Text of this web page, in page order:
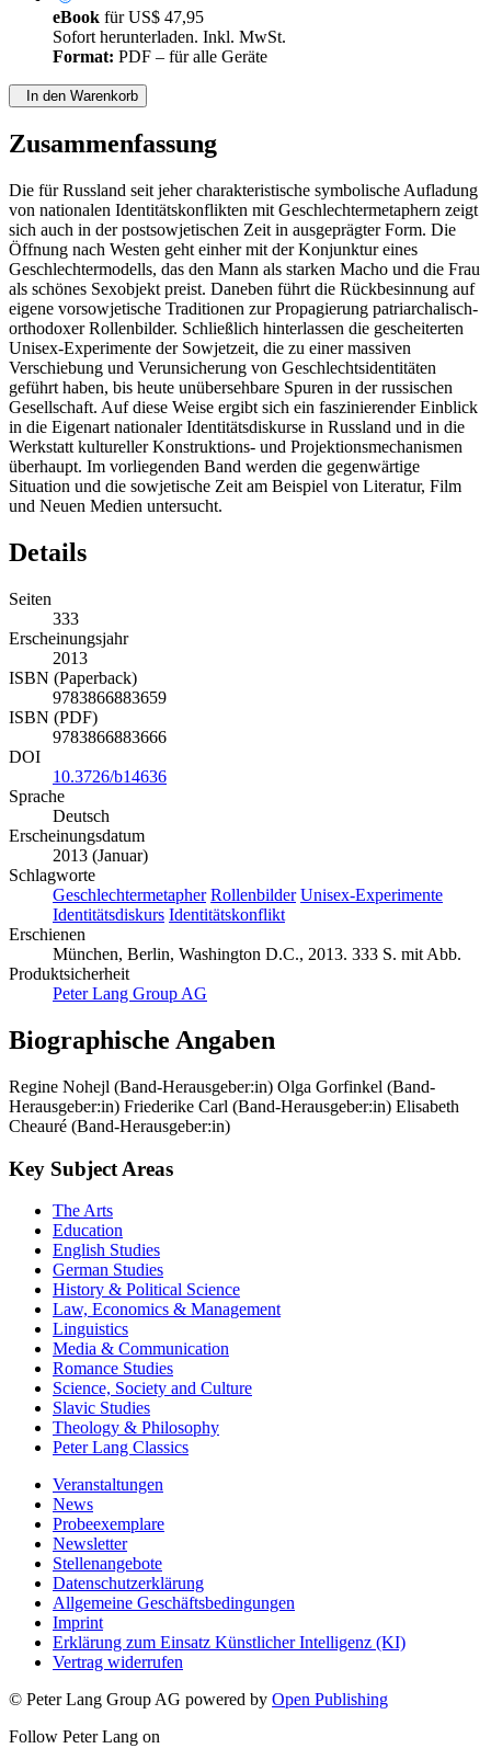
eBookfürUS$ 47,95
Sofort herunterladen. Inkl. MwSt.
Zusammenfassung
Die für Russland seit jeher charakteristische symbolische Aufladung
von nationalen Identitätskonflikten mit Geschlechtermetaphern zeigt
sich auch in der postsowjetischen Zeit in ausgeprägter Form. Die
Öffnung nach Westen geht einher mit der Konjunktur eines
Geschlechtermodells, das den Mann als starken Macho und die Frau
als schönes Sexobjekt preist. Daneben führt die Rückbesinnung auf
eigene vorsowjetische Traditionen zur Propagierung patriarchalisch-
orthodoxer Rollenbilder. Schließlich hinterlassen die gescheiterten
Unisex-Experimente der Sowjetzeit, die zu einer massiven
Verschiebung und Verunsicherung von Geschlechtsidentitäten
geführt haben, bis heute unübersehbare Spuren in der russischen
Gesellschaft. Auf diese Weise ergibt sich ein faszinierender Einblick
in die Eigenart nationaler Identitätsdiskurse in Russland und in die
Werkstatt kultureller Konstruktions- und Projektionsmechanismen
überhaupt. Im vorliegenden Band werden die gegenwärtige
Situation und die sowjetische Zeit am Beispiel von Literatur, Film
333
Erscheinungsjahr
2013
ISBN (Paperback)
9783866883659
ISBN (PDF)
10.3726/b14636
Sprache
Deutsch
Erscheinungsdatum
2013 (Januar)
Schlagworte
Geschlechtermetapher Rollenbilder
Identitätsdiskurs
Erschienen
München, Berlin, Washington D.C., 2013. 333 S. mit Abb.
Produktsicherheit
Biographische Angaben
Regine Nohejl (Band-Herausgeber:in) Olga Gorfinkel (Band-
Herausgeber:in) Friederike Carl (Band-Herausgeber:in)
Key Subject Areas
The Arts
Education
English Studies
German Studies
History & Political Science
Law, Economics & Management
Linguistics
Media & Communication
Romance Studies
Science, Society and Culture
Slavic Studies
Theology & Philosophy
Veranstaltungen
News
Probeexemplare
Newsletter
Stellenangebote
Datenschutzerklärung
Allgemeine Geschäftsbedingungen
Imprint
Erklärung zum Einsatz Künstlicher Intelligenz (KI)